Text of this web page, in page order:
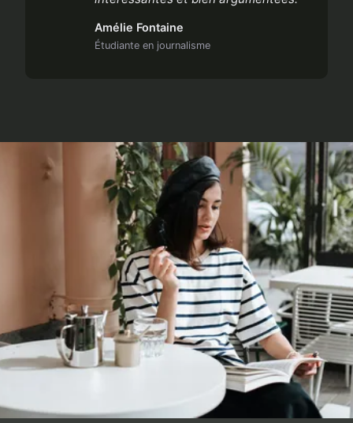
Amélie Fontaine
Étudiante en journalisme